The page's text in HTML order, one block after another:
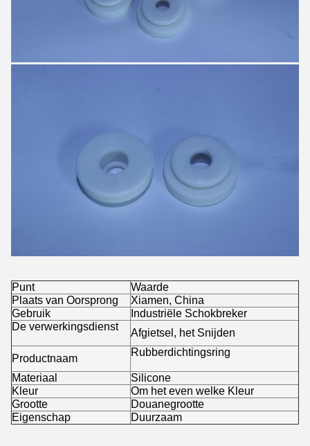
Punt
Waarde
Plaats van Oorsprong
Xiamen, China
Gebruik
Industriële Schokbreker
De verwerkingsdienst
Afgietsel, het Snijden
Productnaam
Rubberdichtingsring
Materiaal
Silicone
Kleur
Om het even welke Kleur
Grootte
Douanegrootte
Eigenschap
Duurzaam